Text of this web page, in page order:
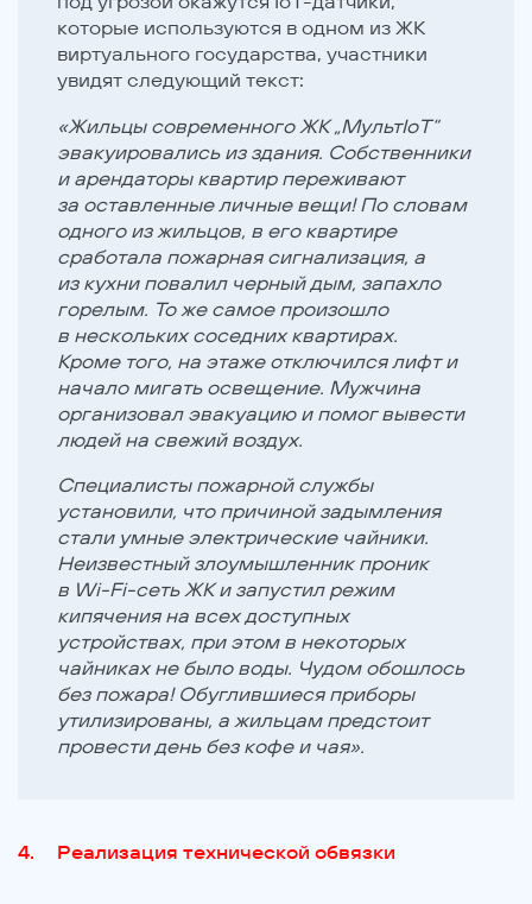
которые используются в одном из ЖК
виртуального государства, участники
увидят следующий текст:
«Жильцы современного ЖК „МультIoT“
эвакуировались из здания. Собственники
и арендаторы квартир переживают
за оставленные личные вещи! По словам
одного из жильцов, в его квартире
сработала пожарная сигнализация, а
из кухни повалил черный дым, запахло
горелым. То же самое произошло
в нескольких соседних квартирах.
Кроме того, на этаже отключился лифт и
начало мигать освещение. Мужчина
организовал эвакуацию и помог вывести
людей на свежий воздух.
Специалисты пожарной службы
установили, что причиной задымления
стали умные электрические чайники.
Неизвестный злоумышленник проник
в Wi-Fi-сеть ЖК и запустил режим
кипячения на всех доступных
устройствах, при этом в некоторых
чайниках не было воды. Чудом обошлось
без пожара! Обуглившиеся приборы
утилизированы, а жильцам предстоит
провести день без кофе и чая».
Реализация технической обвязки